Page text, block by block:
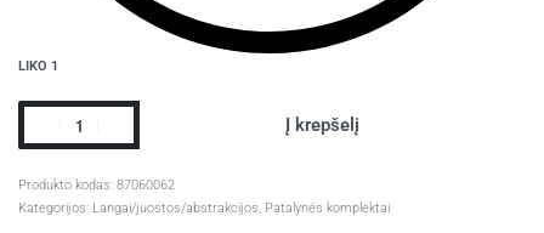
LIKO 1
Į krepšelį
87060062
Kategorijos: Langai/juostos/abstrakcijos, Patalynės komplektai